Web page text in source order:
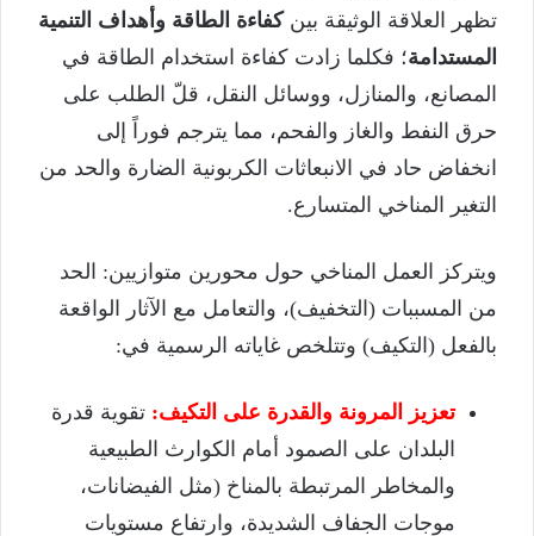
تظهر العلاقة الوثيقة بينكفاءة الطاقة وأهداف التنمية
المستدامة؛ فكلما زادت كفاءة استخدام الطاقة في
المصانع، والمنازل، ووسائل النقل، قلّ الطلب على
حرق النفط والغاز والفحم، مما يترجم فوراً إلى
انخفاض حاد في الانبعاثات الكربونية الضارة والحد من
التغير المناخي المتسارع.
ويتركز العمل المناخي حول محورين متوازيين: الحد
من المسببات (التخفيف)، والتعامل مع الآثار الواقعة
بالفعل (التكيف) وتتلخص غاياته الرسمية في:
تعزيز المرونة والقدرة على التكيف: تقوية قدرة
البلدان على الصمود أمام الكوارث الطبيعية
والمخاطر المرتبطة بالمناخ (مثل الفيضانات،
موجات الجفاف الشديدة، وارتفاع مستويات